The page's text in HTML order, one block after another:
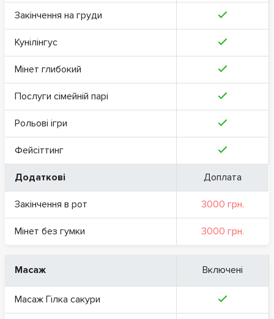
Закінчення на груди
Кунілінгус
Мінет глибокий
Послуги сімейній парі
Рольові ігри
Фейсіттинг
Додаткові Доплата
Закінчення в рот 3000 грн.
Мінет без гумки 3000 грн.
Масаж Включені
Масаж Гілка сакури